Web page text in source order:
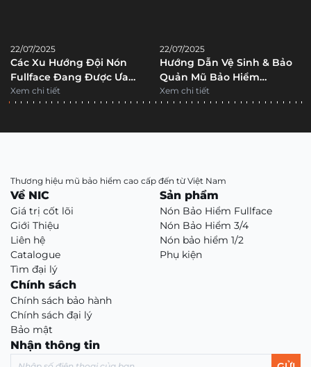
22/07/2025
Các Xu Hướng Đội Nón
Fullface Đang Được Ưa
Chuộng?
Xem chi tiết
22/07/2025
Hướng Dẫn Vệ Sinh & Bảo
Quản Mũ Bảo Hiểm
Fullface
Xem chi tiết
Thương hiệu mũ bảo hiểm cao cấp đến từ Việt Nam
Về NIC
Giá trị cốt lõi
Giới Thiệu
Liên hệ
Catalogue
Tìm đại lý
Sản phẩm
Nón Bảo Hiểm Fullface
Nón Bảo Hiểm 3/4
Nón bảo hiểm 1/2
Phụ kiện
Chính sách
Chính sách bảo hành
Chính sách đại lý
Bảo mật
Nhận thông tin